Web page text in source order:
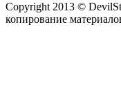
Copyright 2013 ©
копирование